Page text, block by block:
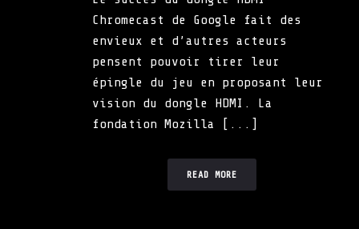
Chromecast de Google fait des
envieux et d’autres acteurs
pensent pouvoir tirer leur
épingle du jeu en proposant leur
vision du dongle HDMI. La
fondation Mozilla [...]
READ MORE